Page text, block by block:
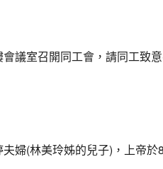
議室召開同工會，請同工致意
婦(林美玲姊的兒子)，上帝於